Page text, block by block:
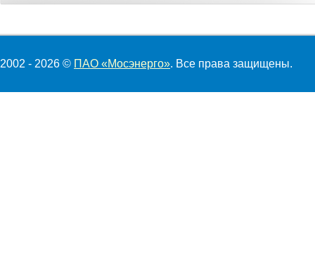
2002 - 2026 © ПАО «Мосэнерго». Все права защищены.